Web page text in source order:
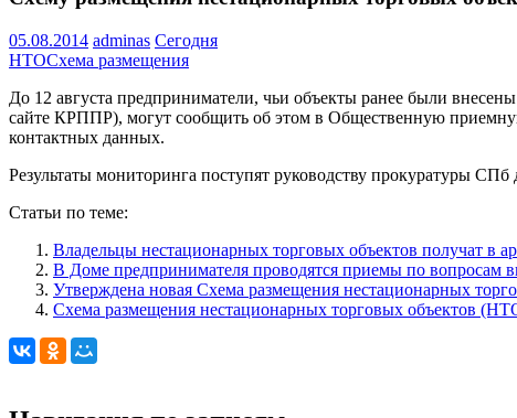
05.08.2014 adminas Сегодня
НТОСхема размещения
До 12 августа предприниматели, чьи объекты ранее были
сайте КРППР), могут сообщить об этом в Общественную
контактных данных.
Результаты мониторинга поступят руководству прокуратуры
Статьи по теме:
Владельцы нестационарных торговых объектов получат в
В Доме предпринимателя проводятся приемы по вопросам
Утверждена новая Схема размещения нестационарных
Схема размещения нестационарных торговых объектов